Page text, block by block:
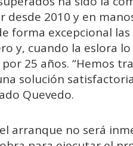
desde 2010 y en
forma excepcional
y, cuando la eslora
25 años. “Hemos
solución
Quevedo.
arranque no será